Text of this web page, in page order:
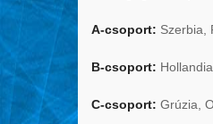
A-csoport: Szerbia,
B-csoport:
C-csoport: Grúzia,